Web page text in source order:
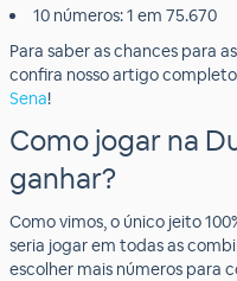
10 números: 1 em 75.670
Para saber as chances para
confira nosso artigo
Sena!
Como jogar na
ganhar?
Como vimos, o único jeito
seria jogar em todas as
escolher mais números para